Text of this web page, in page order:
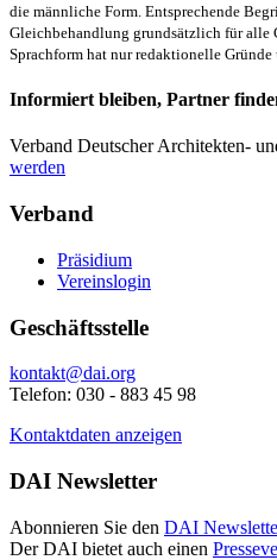
die männliche Form. Entsprechende
Gleichbehandlung grundsätzlich für alle
Sprachform hat nur redaktionelle
Informiert bleiben, Partner
Verband Deutscher Architekten-
werden
Verband
Präsidium
Vereinslogin
Geschäftsstelle
kontakt@dai.org
Telefon: 030 - 883 45 98
Kontaktdaten anzeigen
DAI Newsletter
Abonnieren Sie den DAI
Der DAI bietet auch einen